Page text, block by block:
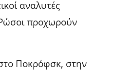
αναλυτές
προχωρούν
Ποκρόφσκ, στην